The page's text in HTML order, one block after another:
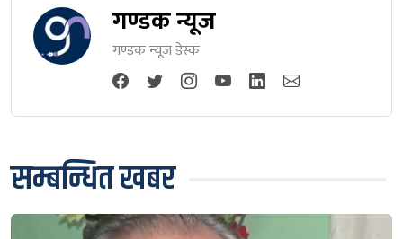
गण्डक न्यूज
गण्डक न्यूज डेस्क
सम्बन्धित खबर